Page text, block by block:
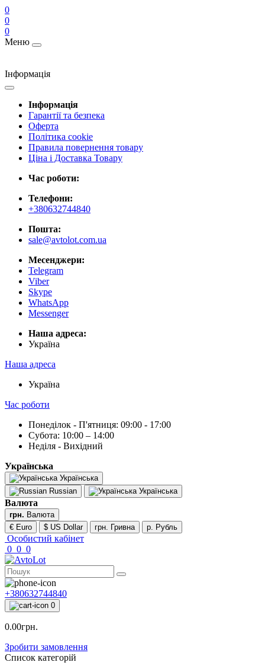
0
0
0
Меню
Інформація
Інформація
Гарантії та безпека
Оферта
Політика cookie
Правила повернення товару
Ціна і Доставка Товару
Час роботи:
Телефони:
+380632744840
Пошта:
sale@avtolot.com.ua
Месенджери:
Telegram
Viber
Skype
WhatsApp
Messenger
Наша адреса:
Українa
Наша адреса
Українa
Час роботи
Понеділок - П'ятниця: 09:00 - 17:00
Субота: 10:00 – 14:00
Неділя - Вихідний
Українська
Українська
Russian
Українська
Валюта
грн. Валюта
€ Euro
$ US Dollar грн. Гривна р. Рубль
Особистий кабінет
0 0 0
+380632744840
0
0.00грн.
Зробити замовлення
Список категорій